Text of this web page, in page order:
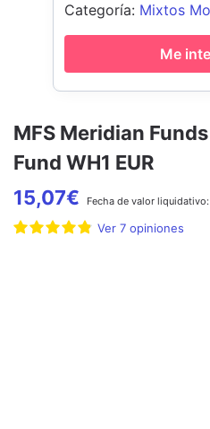
MFS Meridian
Fund WH1 EUR
15,07€ Fecha de valor liquidativo:
Ver 7 opiniones
Company (Lux) S.à.r.l
Categoría: Mixtos
Me